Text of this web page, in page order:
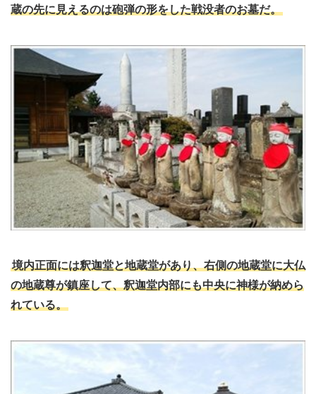
蔵の先に見えるのは砲弾の形をした戦没者のお墓だ。
境内正面には釈迦堂と地蔵堂があり、右側の地蔵堂に大仏
の地蔵尊が鎮座して、釈迦堂内部にも中央に神様が納めら
れている。